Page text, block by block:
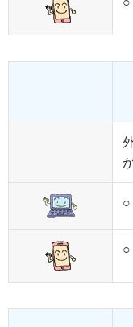
○
○